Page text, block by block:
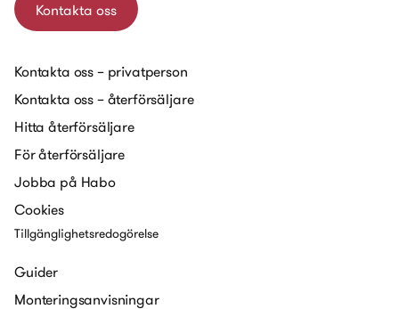
Kontakta oss
Kontakta oss – privatperson
Kontakta oss – återförsäljare
Hitta återförsäljare
För återförsäljare
Jobba på Habo
Cookies
Tillgänglighetsredogörelse
Guider
Monteringsanvisningar